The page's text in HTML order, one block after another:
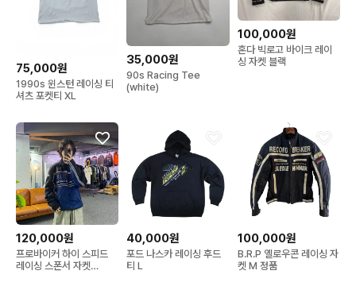
75,000원
1990s 윈스턴 레이싱 티
셔츠 포켓티 XL
35,000원
90s Racing Tee
(white)
100,000원
혼다 빅로고 바이크 레이
싱 자켓 블랙
120,000원
프로바이커 하이 스피드
레이싱 스폰서 자켓
40,000원
포드 나스카 레이싱 후드
티 L
100,000원
B.R.P 옐로우콘 레이싱 자
켓 M 정품